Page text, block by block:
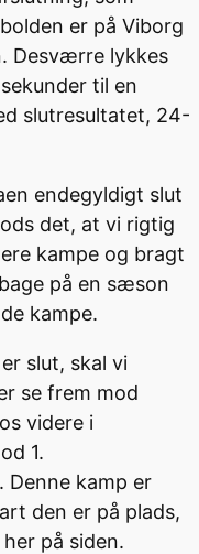
er på Viborg
Desværre lykkes
til en
slutresultatet, 24-
endegyldigt slut
det, at vi rigtig
kampe og bragt
på en sæson
kampe.
slut, skal vi
se frem mod
videre i
1.
Denne kamp er
den er på plads,
på siden.